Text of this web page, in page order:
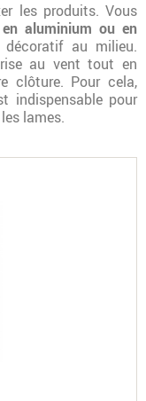
les produits. Vous
aluminium ou en
au milieu.
au vent tout en
clôture. Pour cela,
indispensable pour
lames.